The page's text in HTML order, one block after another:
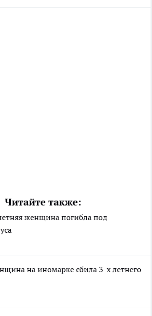
Читайте также:
женщина погибла под
на иномарке сбила 3-х летнего